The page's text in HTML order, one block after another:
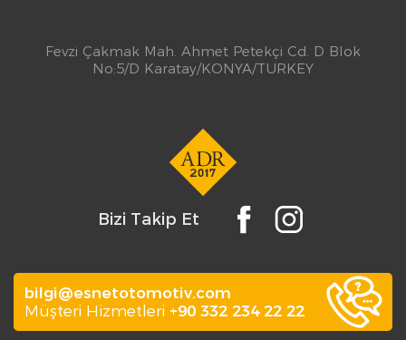
Fevzi Çakmak Mah. Ahmet Petekçi Cd. D Blok
No:5/D Karatay/KONYA/TURKEY
Bizi Takip Et
bilgi@esnetotomotiv.com
Müşteri Hizmetleri +90 332 234 22 22